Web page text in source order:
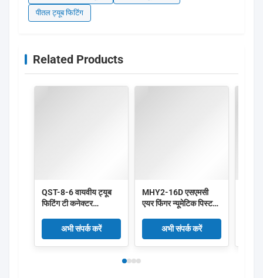
पीतल ट्यूब फिटिंग
Related Products
QST-8-6 वायवीय ट्यूब
फिटिंग टी कनेक्टर
4052568032272 में पुश
करें
अभी संपर्क करें
MHY2-16D एसएमसी
एयर फिंगर न्यूमेटिक पिस्टन
कैम स्टाइल:अभी संपर्क करें